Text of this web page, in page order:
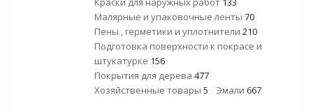
Малярные и упаковочные ленты 70
Пены , герметики и уплотнители 210
Подготовка поверхности к покрасе и
штукатурке 156
Покрытия для дерева 477
Хозяйственные товары 5 Эмали 667